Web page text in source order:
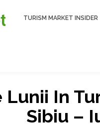
TURISM MARKET INSIDER
In
Sibiu –